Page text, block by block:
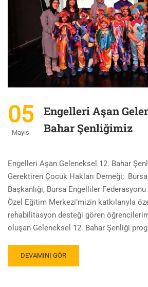
05
Mayıs
Engelleri Aşan
Bahar Şenliğimiz
Engelleri Aşan Geleneksel 12. Bahar
Gerektiren Çocuk Hakları Derneği;
Başkanlığı, Bursa Engelliler
Özel Eğitim Merkezi’mizin katkılarıyla
rehabilitasyon desteği gören
oluşan Geleneksel 12. Bahar Şenliği
DEVAMINI GÖR